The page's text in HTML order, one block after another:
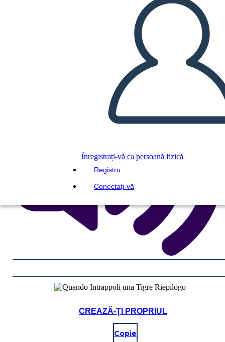
Înregistrați-vă ca persoană fizică
Registru
Conectați-vă
CREAȚI UN STORYBOARD
REDAȚI PREZENTAREA DE DIAPOZITIVE
CITESTE-MI
CREAZĂ-ȚI PROPRIUL
Copie